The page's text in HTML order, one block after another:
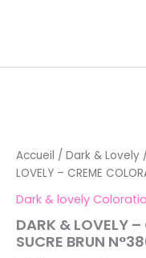
Accueil / Dark & Lovely /
LOVELY – CREME
Dark & lovely
DARK & LOVELY
SUCRE BRUN
LOVELY
-
COLORATION
SUCRE
BRUN